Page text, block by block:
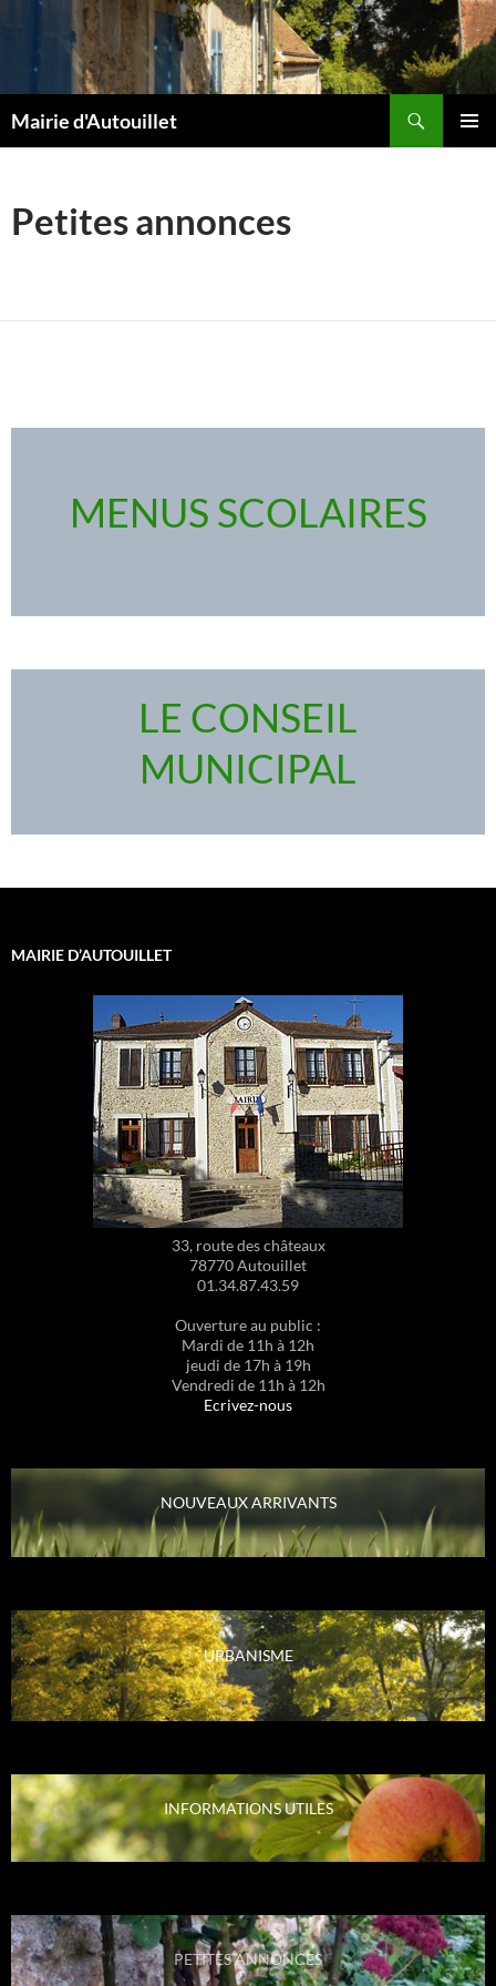
contenu
Mairie d'Autouillet
Petites annonces
MENUS SCOLAIRES
LE CONSEIL
MUNICIPAL
MAIRIE D’AUTOUILLET
33, route des châteaux
78770 Autouillet
01.34.87.43.59
Ouverture au public :
Mardi de 11h à 12h
jeudi de 17h à 19h
Vendredi de 11h à 12h
Ecrivez-nous
NOUVEAUX ARRIVANTS
URBANISME
INFORMATIONS UTILES
PETITES ANNONCES